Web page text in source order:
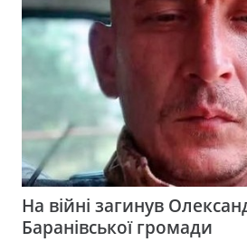
На війні загинув
Баранівської громади